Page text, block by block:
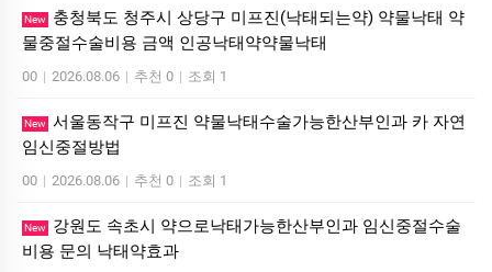
New
충청북도 청주시 상당구 미프진(낙태되는약) 약물낙태 약
물중절수술비용 금액 인공낙태약약물낙태
00 | 2026.08.06 | 추천 0 | 조회 1
New 서울동작구 미프진 약물낙태수술가능한산부인과 카 자연
임신중절방법
00 | 2026.08.06 | 추천 0 | 조회 1
New
강원도 속초시 약으로낙태가능한산부인과 임신중절수술
비용 문의 낙­태약효과